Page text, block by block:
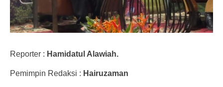
Reporter : Hamidatul Alawiah.
Pemimpin Redaksi : Hairuzaman